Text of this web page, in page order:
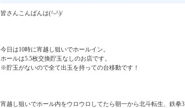
皆さんこんばんは(^-^)/
今日は10時に宵越し狙いでホールイン。
ホールは5.5枚交換貯玉なしのお店です。
※貯玉がないので全て出玉を持っての台移動です！
宵越し狙いでホール内をウロウロしてたら朝一から北斗転生、鉄